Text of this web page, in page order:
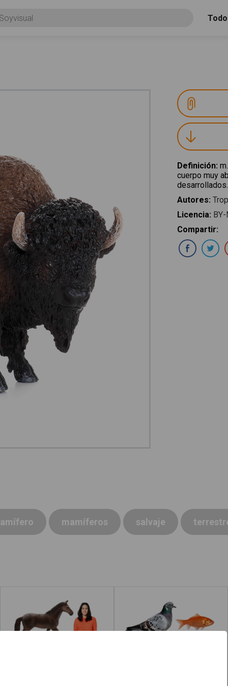
Todo
Definición:
cuerpo muy
desarrollados.
Autores:
Licencia:
Compartir:
mamíferos salvaje
Mamíferos